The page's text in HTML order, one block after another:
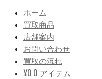
ホーム
買取商品
店舗案内
お問い合わせ
買取の流れ
¥0 0 アイテム